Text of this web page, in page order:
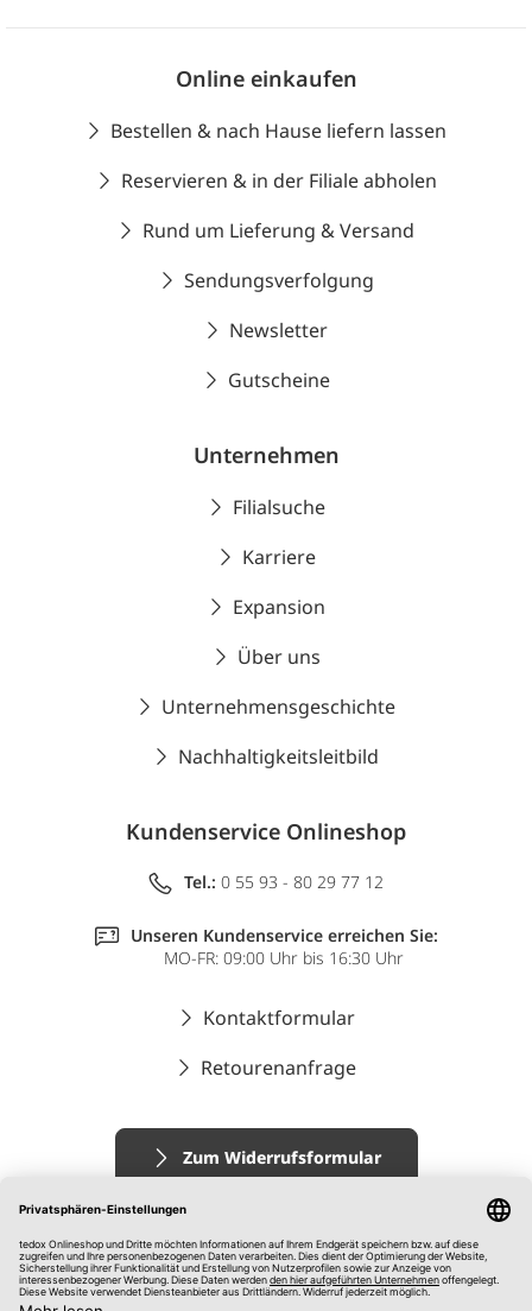
Online einkaufen
Bestellen & nach Hause liefern lassen
Reservieren & in der Filiale abholen
Rund um Lieferung & Versand
Sendungsverfolgung
Newsletter
Gutscheine
Unternehmen
Filialsuche
Karriere
Expansion
Über uns
Unternehmensgeschichte
Nachhaltigkeitsleitbild
Kundenservice Onlineshop
Tel.: 0 55 93 - 80 29 77 12
Unseren Kundenservice erreichen Sie:
MO-FR: 09:00 Uhr bis 16:30 Uhr
Kontaktformular
Retourenanfrage
Zum Widerrufsformular
Impressum
AGB